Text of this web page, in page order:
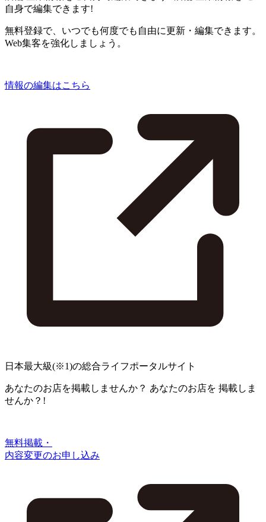
自身で編集できます!
無料登録で、いつでも何度でも自由に更新・編集できます。
Web集客を強化しましょう。
情報の編集はこちら
日本最大級(※1)の総合ライフポータルサイト
あなたのお店を掲載しませんか？ あなたのお店を 掲載しま
せんか？!
無料掲載・
内容変更のお申し込み